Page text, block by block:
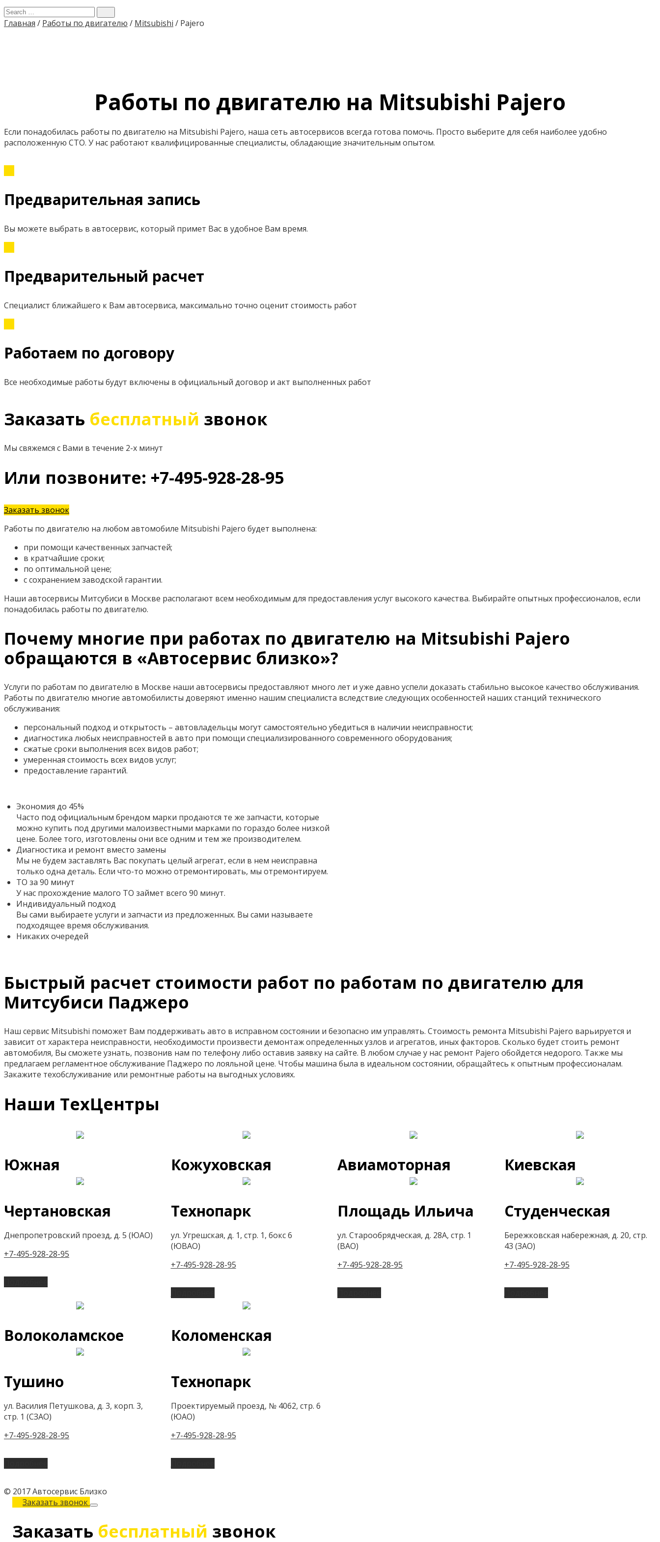
Главная / Работы по двигателю / Mitsubishi / Pajero
Работы по двигателю на Mitsubishi Pajero
Если понадобилась работы по двигателю на Mitsubishi Pajero, наша сеть автосервисов всегда готова помочь. Просто выберите для себя наиболее удобно
расположенную СТО. У нас работают квалифицированные специалисты, обладающие значительным опытом.
Предварительная запись
Вы можете выбрать в автосервис, который примет Вас в удобное Вам время.
Предварительный расчет
Специалист ближайшего к Вам автосервиса, максимально точно оценит стоимость работ
Работаем по договору
Все необходимые работы будут включены в официальный договор и акт выполненных работ
Заказать бесплатный звонок
Мы свяжемся с Вами в течение 2-х минут
Или позвоните: +7-495-928-28-95
Заказать звонок
Работы по двигателю на любом автомобиле Mitsubishi Pajero будет выполнена:
при помощи качественных запчастей;
в кратчайшие сроки;
по оптимальной цене;
с сохранением заводской гарантии.
Наши автосервисы Митсубиси в Москве располагают всем необходимым для предоставления услуг высокого качества. Выбирайте опытных профессионалов, если
понадобилась работы по двигателю.
Почему многие при работах по двигателю на Mitsubishi Pajero
обращаются в «Автосервис близко»?
Услуги по работам по двигателю в Москве наши автосервисы предоставляют много лет и уже давно успели доказать стабильно высокое качество обслуживания.
Работы по двигателю многие автомобилисты доверяют именно нашим специалиста вследствие следующих особенностей наших станций технического
обслуживания:
персональный подход и открытость – автовладельцы могут самостоятельно убедиться в наличии неисправности;
диагностика любых неисправностей в авто при помощи специализированного современного оборудования;
сжатые сроки выполнения всех видов работ;
умеренная стоимость всех видов услуг;
предоставление гарантий.
Экономия до 45%
Часто под официальным брендом марки продаются те же запчасти, которые
можно купить под другими малоизвестными марками по гораздо более низкой
цене. Более того, изготовлены они все одним и тем же производителем.
Диагностика и ремонт вместо замены
Мы не будем заставлять Вас покупать целый агрегат, если в нем неисправна
только одна деталь. Если что-то можно отремонтировать, мы отремонтируем.
ТО за 90 минут
У нас прохождение малого ТО займет всего 90 минут.
Индивидуальный подход
Вы сами выбираете услуги и запчасти из предложенных. Вы сами называете
подходящее время обслуживания.
Никаких очередей
Быстрый расчет стоимости работ по работам по двигателю для
Митсубиси Паджеро
Наш сервис Mitsubishi поможет Вам поддерживать авто в исправном состоянии и безопасно им управлять. Стоимость ремонта Mitsubishi Pajero варьируется и
зависит от характера неисправности, необходимости произвести демонтаж определенных узлов и агрегатов, иных факторов. Сколько будет стоить ремонт
автомобиля, Вы сможете узнать, позвонив нам по телефону либо оставив заявку на сайте. В любом случае у нас ремонт Pajero обойдется недорого. Также мы
предлагаем регламентное обслуживание Паджеро по лояльной цене. Чтобы машина была в идеальном состоянии, обращайтесь к опытным профессионалам.
Закажите техобслуживание или ремонтные работы на выгодных условиях.
Наши ТехЦентры
Южная
Чертановская
Днепропетровский проезд, д. 5 (ЮАО)
+7-495-928-28-95
Кожуховская
Технопарк
ул. Угрешская, д. 1, стр. 1, бокс 6
(ЮВАО)
+7-495-928-28-95
Авиамоторная
Площадь Ильича
ул. Старообрядческая, д. 28А, стр. 1
(ВАО)
+7-495-928-28-95
Киевская
Студенческая
Бережковская набережная, д. 20, стр.
43 (ЗАО)
+7-495-928-28-95
Волоколамское
Тушино
ул. Василия Петушкова, д. 3, корп. 3,
стр. 1 (СЗАО)
+7-495-928-28-95
Коломенская
Технопарк
Проектируемый проезд, № 4062, стр. 6
(ЮАО)
+7-495-928-28-95
© 2017 Автосервис Близко
Заказать звонок
Заказать бесплатный звонок